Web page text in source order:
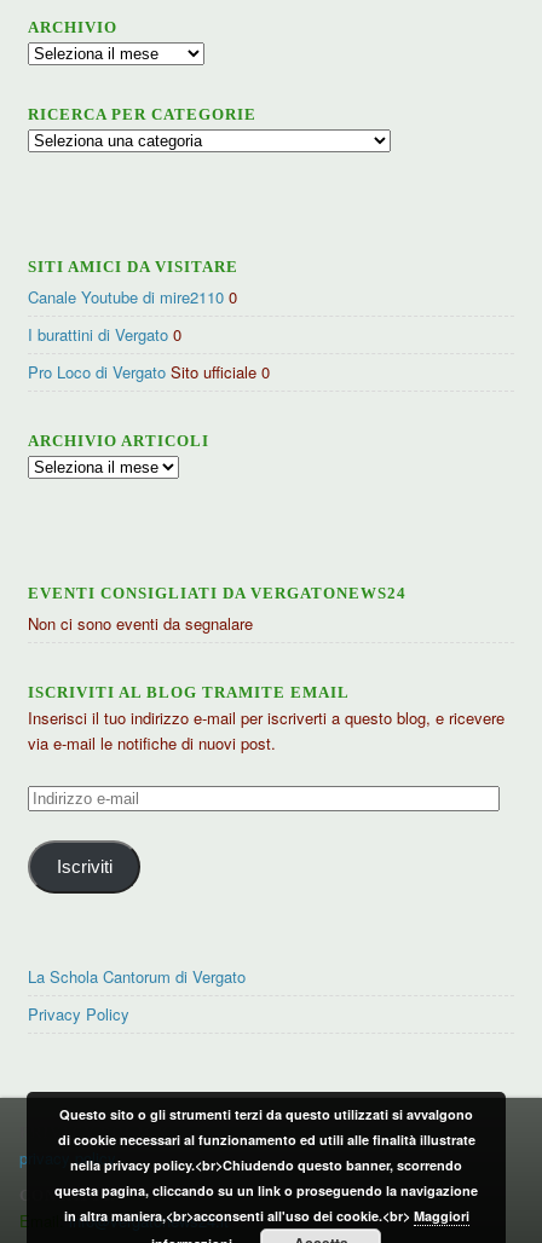
ARCHIVIO
Archivio
RICERCA PER CATEGORIE
Ricerca
SITI AMICI DA VISITARE
Canale Youtube di mire2110 0
I burattini di Vergato 0
Pro Loco di Vergato Sito ufficiale 0
ARCHIVIO ARTICOLI
Archivio
EVENTI CONSIGLIATI DA VERGATONEWS24
Non ci sono eventi da segnalare
ISCRIVITI AL BLOG TRAMITE EMAIL
Inserisci il tuo indirizzo e-mail per iscriverti a questo blog, e ricevere
via e-mail le notifiche di nuovi post.
Indirizzo
mail
Iscriviti
La Schola Cantorum di Vergato
Privacy Policy
PRIVACY POLICY
privacy policy
CONTATTI:
Email:info@vergatonews24.it
Questo sito o gli strumenti terzi da questo utilizzati si avvalgono
di cookie necessari al funzionamento ed utili alle finalità illustrate
nella privacy policy.<br>Chiudendo questo banner, scorrendo
questa pagina, cliccando su un link o proseguendo la navigazione
in altra maniera,<br>acconsenti all'uso dei cookie.<br> Maggiori